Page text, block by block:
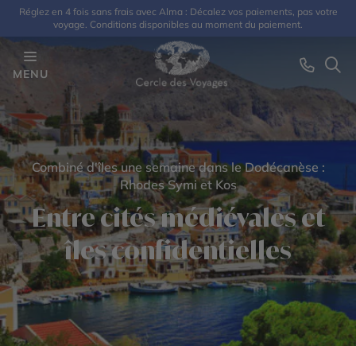
Réglez en 4 fois sans frais avec Alma : Décalez vos paiements, pas votre
voyage. Conditions disponibles au moment du paiement.
MENU
Combiné d'îles une semaine dans le Dodécanèse :
Rhodes Symi et Kos
Entre cités médiévales et
îles confidentielles